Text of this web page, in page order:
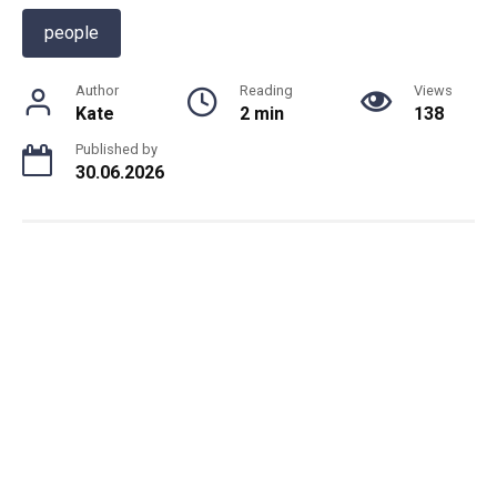
people
Author
Kate
Reading
2 min
Views
138
Published by
30.06.2026